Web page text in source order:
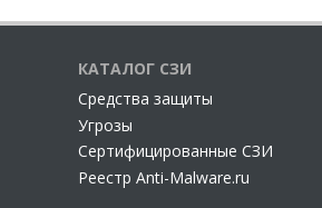
КАТАЛОГ СЗИ
Cредства защиты
Угрозы
Сертифицированные СЗИ
Реестр Anti-Malware.ru